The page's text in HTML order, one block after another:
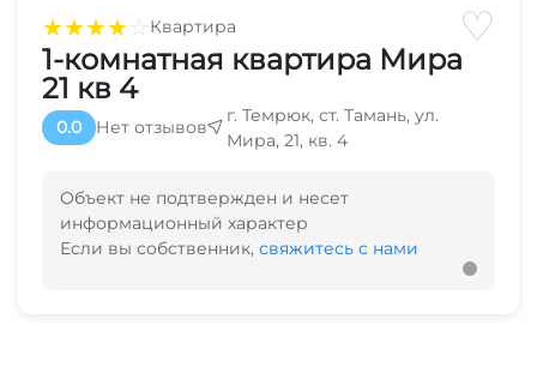
★★★★☆Квартира ♡
1-комнатная квартира Мира
21 кв 4
0.0 Нет отзывов
г. Темрюк, ст. Тамань, ул.
Мира, 21, кв. 4
Объект не подтвержден и несет
информационный характер
Если вы собственник, свяжитесь с нами